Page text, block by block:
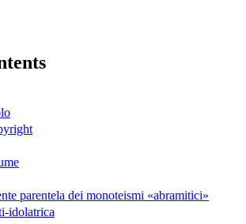
parentela dei monoteismi «abramitici»
idolatrica